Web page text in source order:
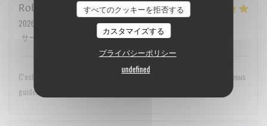
すべてのクッキーを拒否する
カスタマイズする
プライバシーポリシー
undefined
Robert
2026-07-18
- 12:30 - ゲスト 2
サービス
:5/5 メニュー:5/5 品質-価格
C'est un voyage des sens que nous recommandons vivement. Laissez vous
guider dans cette merveilleuse aventure! Merci. A bientôt